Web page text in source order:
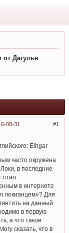
от Дагульв
1
08-31
Elhgar
часто окружена
в последние
стал
в интернете
локианцем»? Для
на данный
в первую
а что такое
сказать, что в